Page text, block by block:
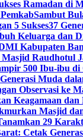
Ramadan di
Sambut
5 Sukses37
Keluarga dan
Kabupaten
Masjid Raudhotul
500 Ibu-ibu di
Muda
Observasi ke
Keagamaan dan
Masjid
29
Cetak